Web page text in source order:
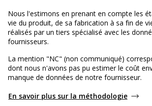
Nous l'estimons en prenant en compte les
vie du produit, de sa fabrication à sa fin de
réalisés par un tiers spécialisé avec les
fournisseurs.
La mention "NC" (non communiqué)
dont nous n'avons pas pu estimer le coût
manque de données de notre fournisseur.
En savoir plus sur la méthodologie